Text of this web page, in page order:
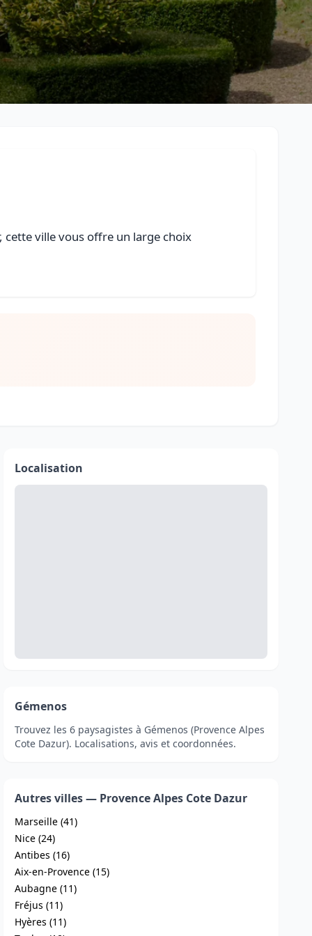
cette ville vous offre un large choix
Localisation
Gémenos
Trouvez les 6 paysagistes à Gémenos (Provence Alpes
Cote Dazur). Localisations, avis et coordonnées.
Autres villes — Provence Alpes Cote Dazur
Marseille (41)
Nice (24)
Antibes (16)
Aix-en-Provence (15)
Aubagne (11)
Fréjus (11)
Hyères (11)